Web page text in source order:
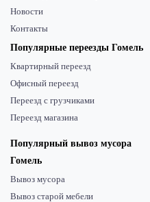
Новости
Контакты
Популярные переезды Гомель
Квартирный переезд
Офисный переезд
Переезд с грузчиками
Переезд магазина
Популярный вывоз мусора
Гомель
Вывоз мусора
Вывоз старой мебели